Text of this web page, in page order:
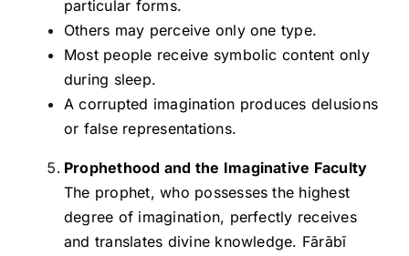
particular forms.
Others may perceive only one type.
Most people receive symbolic content only
during sleep.
A corrupted imagination produces delusions
or false representations.
Prophethood and the Imaginative Faculty
The prophet, who possesses the highest
degree of imagination, perfectly receives
and translates divine knowledge. Fārābī